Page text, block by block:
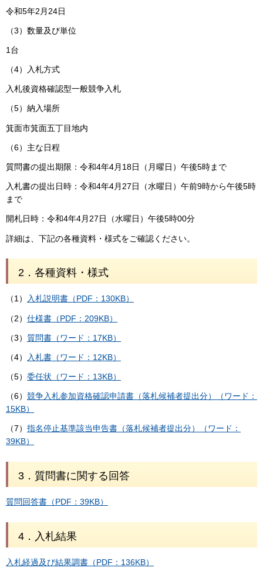
令和5年2月24日
（3）数量及び単位
1台
（4）入札方式
入札後資格確認型一般競争入札
（5）納入場所
箕面市箕面五丁目地内
（6）主な日程
質問書の提出期限：令和4年4月18日（月曜日）午後5時まで
入札書の提出日時：令和4年4月27日（水曜日）午前9時から午後5時
まで
開札日時：令和4年4月27日（水曜日）午後5時00分
詳細は、下記の各種資料・様式をご確認ください。
2．各種資料・様式
（1） 入札説明書（PDF：130KB）
（2） 仕様書（PDF：209KB）
（3） 質問書（ワード：17KB）
（4） 入札書（ワード：12KB）
（5） 委任状（ワード：13KB）
（6） 競争入札参加資格確認申請書（落札候補者提出分）（ワード：
15KB）
（7） 指名停止基準該当申告書（落札候補者提出分）（ワード：
39KB）
3．質問書に関する回答
質問回答書（PDF：39KB）
4．入札結果
入札経過及び結果調書（PDF：136KB）